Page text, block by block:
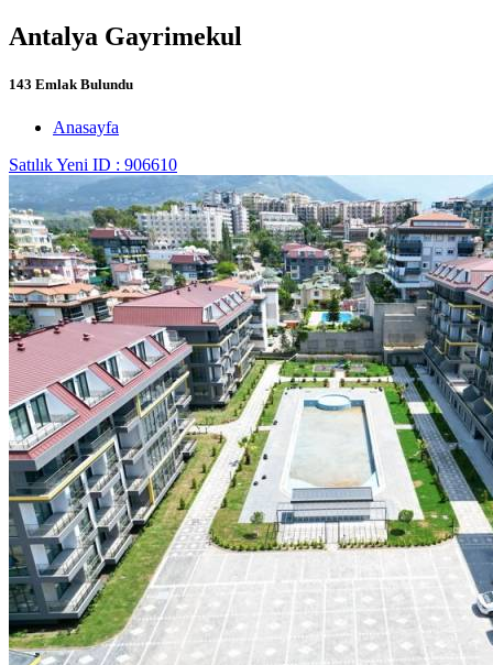
Antalya Gayrimekul
143 Emlak Bulundu
Anasayfa
SatılıkYeni ID : 906610